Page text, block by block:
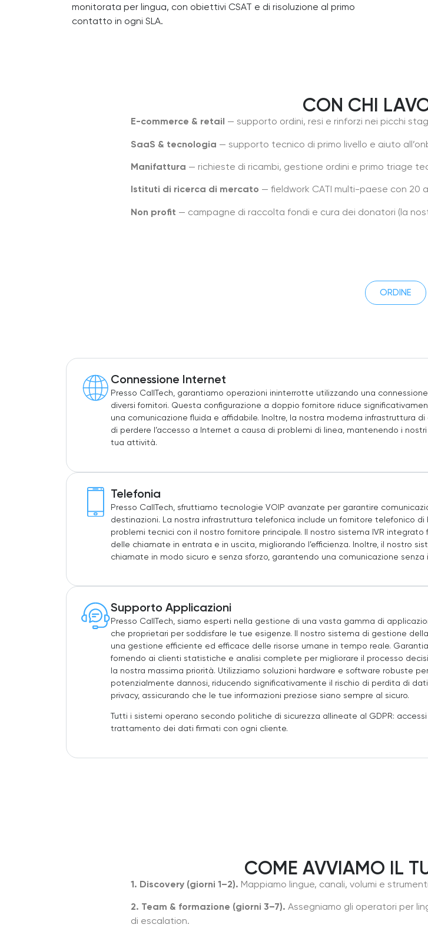
monitorata per lingua, con obiettivi CSAT e di risoluzione al primo
contatto in ogni SLA.
CON CHI
E-commerce & retail — supporto ordini, resi e rinforzi nei picchi
SaaS & tecnologia — supporto tecnico di primo livello e aiuto
Manifattura — richieste di ricambi, gestione ordini e primo triage
Istituti di ricerca di mercato — fieldwork CATI multi-paese con 20
Non profit — campagne di raccolta fondi e cura dei donatori (la
ORDINE
Connessione Internet
Presso CallTech, garantiamo operazioni ininterrotte utilizzando una
diversi fornitori. Questa configurazione a doppio fornitore riduce
una comunicazione fluida e affidabile. Inoltre, la nostra moderna infrastruttura
di perdere l’accesso a Internet a causa di problemi di linea, mantenendo i
tua attività.
Telefonia
Presso CallTech, sfruttiamo tecnologie VOIP avanzate per garantire
destinazioni. La nostra infrastruttura telefonica include un fornitore telefonico
problemi tecnici con il nostro fornitore principale. Il nostro sistema IVR
delle chiamate in entrata e in uscita, migliorando l’efficienza. Inoltre, il nostro
chiamate in modo sicuro e senza sforzo, garantendo una comunicazione
Supporto Applicazioni
Presso CallTech, siamo esperti nella gestione di una vasta gamma di
che proprietari per soddisfare le tue esigenze. Il nostro sistema di gestione
una gestione efficiente ed efficace delle risorse umane in tempo reale.
fornendo ai clienti statistiche e analisi complete per migliorare il processo
la nostra massima priorità. Utilizziamo soluzioni hardware e software robuste
potenzialmente dannosi, riducendo significativamente il rischio di perdita di
privacy, assicurando che le tue informazioni preziose siano sempre al sicuro.
Tutti i sistemi operano secondo politiche di sicurezza allineate al GDPR:
trattamento dei dati firmati con ogni cliente.
COME AVVIAMO IL
1. Discovery (giorni 1–2). Mappiamo lingue, canali, volumi e
2. Team & formazione (giorni 3–7). Assegniamo gli operatori per
di escalation.